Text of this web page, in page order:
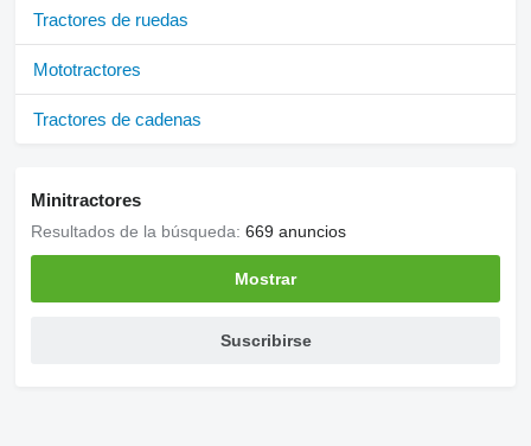
Tractores de ruedas
Mototractores
Tractores de cadenas
Minitractores
Resultados de la búsqueda: 669 anuncios
Mostrar
Suscribirse